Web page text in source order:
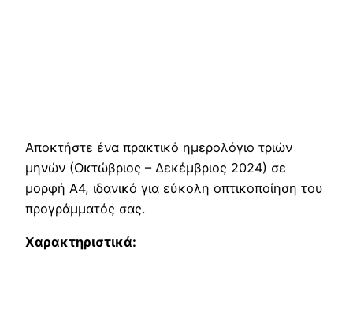
Αποκτήστε ένα πρακτικό ημερολόγιο τριών
μηνών (Οκτώβριος – Δεκέμβριος 2024) σε
μορφή Α4, ιδανικό για εύκολη οπτικοποίηση του
προγράμματός σας.
Χαρακτηριστικά: